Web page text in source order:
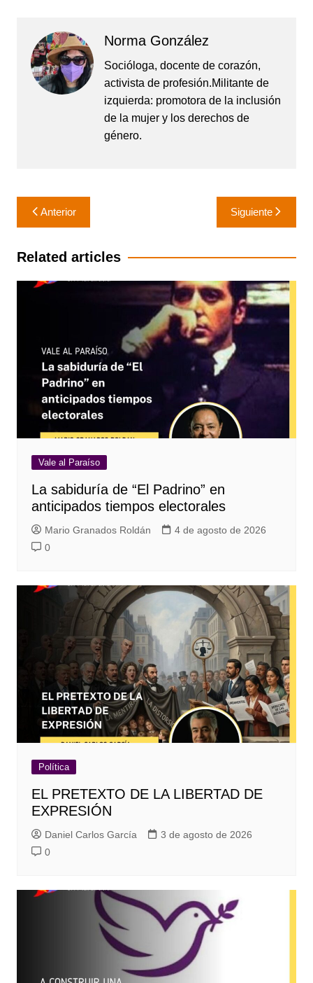
Norma González
Socióloga, docente de corazón,
activista de profesión.Militante de
izquierda: promotora de la inclusión
de la mujer y los derechos de
género.
Navegación
de
entradas
Anterior Siguiente
Related articles
Vale al Paraíso
La sabiduría de “El Padrino” en
anticipados tiempos electorales
Mario Granados Roldán
4 de agosto de 2026
0
Política
EL PRETEXTO DE LA LIBERTAD DE
EXPRESIÓN
Daniel Carlos García
3 de agosto de 2026
0